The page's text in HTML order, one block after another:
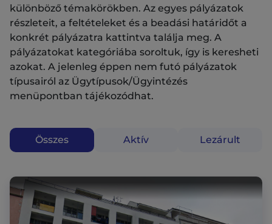
különböző témakörökben. Az egyes pályázatok
részleteit, a feltételeket és a beadási határidőt a
konkrét pályázatra kattintva találja meg. A
pályázatokat kategóriába soroltuk, így is keresheti
azokat. A jelenleg éppen nem futó pályázatok
típusairól az Ügytípusok/Ügyintézés
menüpontban tájékozódhat.
Összes Aktív Lezárult